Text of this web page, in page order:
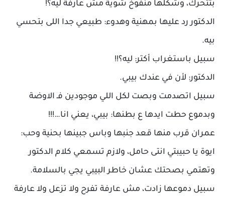
بتتحرك، وشكلها منفوخ شوية مش عارفة ليه؟!
الدكتور رد عليها بمهنية وهدوء: طبيعي جدا اللى بتحسي
بيه.
سبيل باستغراب أكتر: ليه؟!!
الدكتور: لأن في عندك بيبي.
سبيل اتصدمت وبصت لكل اللي موجودين فـ الاوضة
وبدموع حطت ايدها ع بطنها: بيبي، يعني انا…!!!
عمران قرب منها قعد جنبها وباس جبينها بحنية وحب:
ايوة يا حبيبتي انتى حامل، ولازم تسمعي كلام الدكتور
وتهتمي بصحتك عشان خاطر البيبي يجي بالسلامة.
سبيل دموعها زادت، مش عارفة تفرح ولا تزعل ولا عارفة